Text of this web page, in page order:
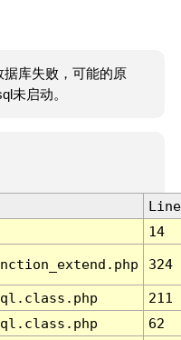
据库失败，可能的原
未启动。
Line
14
324
211
62